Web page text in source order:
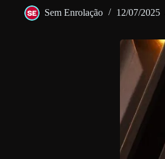
Sem Enrolação 12/07/2025